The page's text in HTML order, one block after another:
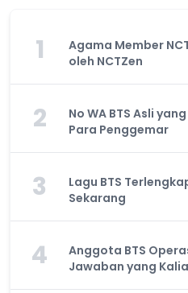
1
Agama Member
oleh NCTZen
2
No WA BTS Asli
Para Penggemar
3
Lagu BTS
Sekarang
4
Anggota BTS
Jawaban yang